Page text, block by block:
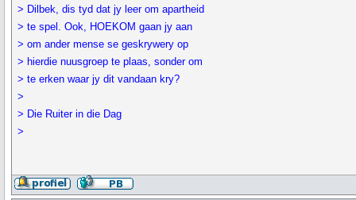
> Dilbek, dis tyd dat jy leer om apartheid
> te spel. Ook, HOEKOM gaan jy aan
> om ander mense se geskrywery op
> hierdie nuusgroep te plaas, sonder om
> te erken waar jy dit vandaan kry?
>
> Die Ruiter in die Dag
>